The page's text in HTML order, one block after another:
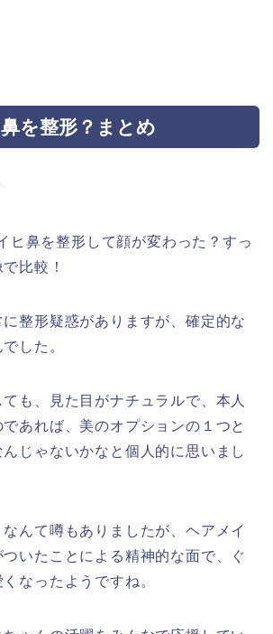
を整形？まとめ
ヒ鼻を整形して顔が変わった？すっ
比較！
整形疑惑がありますが、確定的な
した。
も、見た目がナチュラルで、本人
あれば、美のオプションの１つと
じゃないかなと個人的に思いまし
なんて噂もありましたが、ヘアメイ
いたことによる精神的な面で、ぐ
なったようですね。